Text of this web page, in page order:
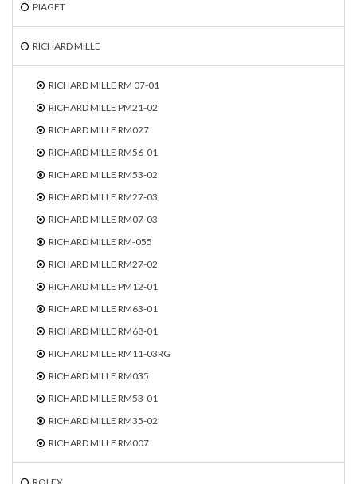
PIAGET
RICHARD MILLE
RICHARD MILLE RM 07-01
RICHARD MILLE PM21-02
RICHARD MILLE RM027
RICHARD MILLE RM56-01
RICHARD MILLE RM53-02
RICHARD MILLE RM27-03
RICHARD MILLE RM07-03
RICHARD MILLE RM-055
RICHARD MILLE RM27-02
RICHARD MILLE PM12-01
RICHARD MILLE RM63-01
RICHARD MILLE RM68-01
RICHARD MILLE RM11-03RG
RICHARD MILLE RM035
RICHARD MILLE RM53-01
RICHARD MILLE RM35-02
RICHARD MILLE RM007